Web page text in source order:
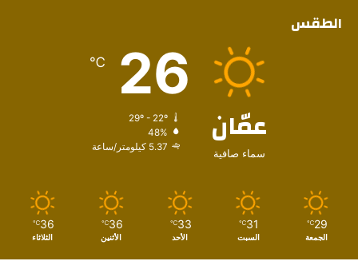
الطقس
عمّان
سماء صافية
26
℃
29º - 22º
48%
5.37 كيلومتر/ساعة
29
℃
الجمعة
31
℃
السبت
33
℃
الأحد
36
℃
الأثنين
36
℃
الثلاثاء